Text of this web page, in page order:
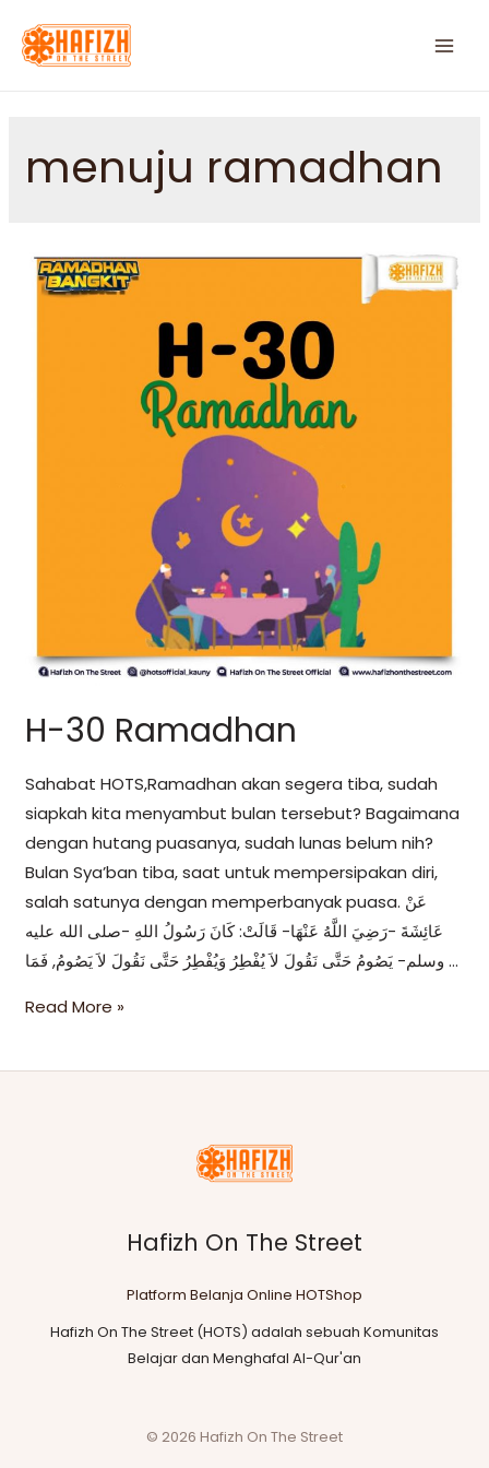
menuju ramadhan
H-30 Ramadhan
Sahabat HOTS,Ramadhan akan segera tiba, sudah
siapkah kita menyambut bulan tersebut? Bagaimana
dengan hutang puasanya, sudah lunas belum nih?
Bulan Sya’ban tiba, saat untuk mempersipakan diri,
salah satunya dengan memperbanyak puasa. عَنْ
عَائِشَةَ -رَضِيَ اللَّهُ عَنْهَا- قَالَتْ: كَانَ رَسُولُ اللهِ -صلى الله عليه
وسلم- يَصُومُ حَتَّى نَقُولَ لاَ يُفْطِرُ وَيُفْطِرُ حَتَّى نَقُولَ لاَ يَصُومُ, فَمَا …
Read More »
Hafizh On The Street
Platform Belanja Online HOTShop
Hafizh On The Street (HOTS) adalah sebuah Komunitas
Belajar dan Menghafal Al-Qur'an
© 2026 Hafizh On The Street